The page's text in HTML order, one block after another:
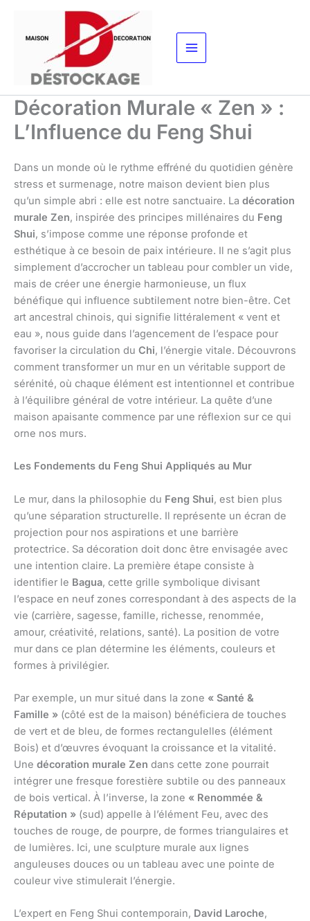
contenu
Décoration Murale « Zen » :
L’Influence du Feng Shui
Dans un monde où le rythme effréné du quotidien génère
stress et surmenage, notre maison devient bien plus
qu’un simple abri : elle est notre sanctuaire. La décoration
murale Zen, inspirée des principes millénaires du Feng
Shui, s’impose comme une réponse profonde et
esthétique à ce besoin de paix intérieure. Il ne s’agit plus
simplement d’accrocher un tableau pour combler un vide,
mais de créer une énergie harmonieuse, un flux
bénéfique qui influence subtilement notre bien-être. Cet
art ancestral chinois, qui signifie littéralement « vent et
eau », nous guide dans l’agencement de l’espace pour
favoriser la circulation du Chi, l’énergie vitale. Découvrons
comment transformer un mur en un véritable support de
sérénité, où chaque élément est intentionnel et contribue
à l’équilibre général de votre intérieur. La quête d’une
maison apaisante commence par une réflexion sur ce qui
orne nos murs.
Les Fondements du Feng Shui Appliqués au Mur
Le mur, dans la philosophie du Feng Shui, est bien plus
qu’une séparation structurelle. Il représente un écran de
projection pour nos aspirations et une barrière
protectrice. Sa décoration doit donc être envisagée avec
une intention claire. La première étape consiste à
identifier le Bagua, cette grille symbolique divisant
l’espace en neuf zones correspondant à des aspects de la
vie (carrière, sagesse, famille, richesse, renommée,
amour, créativité, relations, santé). La position de votre
mur dans ce plan détermine les éléments, couleurs et
formes à privilégier.
Par exemple, un mur situé dans la zone « Santé &
Famille » (côté est de la maison) bénéficiera de touches
de vert et de bleu, de formes rectangulelles (élément
Bois) et d’œuvres évoquant la croissance et la vitalité.
Une décoration murale Zen dans cette zone pourrait
intégrer une fresque forestière subtile ou des panneaux
de bois vertical. À l’inverse, la zone « Renommée &
Réputation » (sud) appelle à l’élément Feu, avec des
touches de rouge, de pourpre, de formes triangulaires et
de lumières. Ici, une sculpture murale aux lignes
anguleuses douces ou un tableau avec une pointe de
couleur vive stimulerait l’énergie.
L’expert en Feng Shui contemporain, David Laroche,